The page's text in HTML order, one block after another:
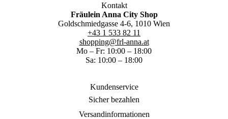
Kontakt
Fräulein Anna City Shop
Goldschmiedgasse 4-6, 1010 Wien
+43 1 533 82 11
shopping@frl-anna.at
Mo – Fr: 10:00 – 18:00
Sa: 10:00 – 18:00
Kundenservice
Sicher bezahlen
Versandinformationen